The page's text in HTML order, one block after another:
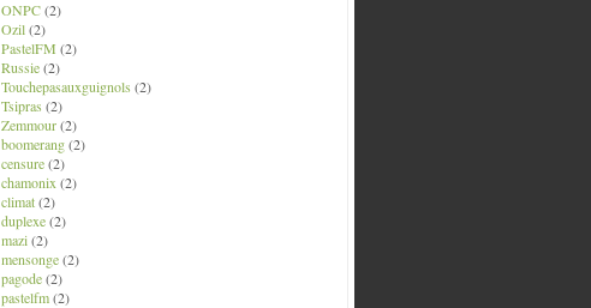
ONPC(2)
Ozil(2)
PastelFM (2)
Russie(2)
Touchepasauxguignols (2)
Tsipras (2)
Zemmour(2)
boomerang(2)
censure(2)
chamonix (2)
climat(2)
duplexe(2)
mazi(2)
mensonge(2)
pagode(2)
pastelfm(2)